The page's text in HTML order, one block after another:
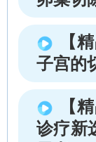
【
子宫的
【
诊疗新